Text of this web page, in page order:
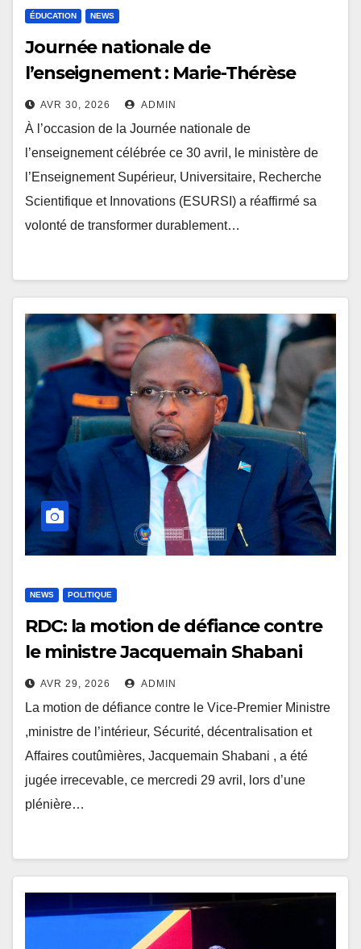
ÉDUCATION NEWS
Journée nationale de
l’enseignement : Marie-Thérèse
Sombo dévoile les priorités du
secteur universitaire
AVR 30, 2026 ADMIN
À l’occasion de la Journée nationale de
l’enseignement célébrée ce 30 avril, le ministère de
l’Enseignement Supérieur, Universitaire, Recherche
Scientifique et Innovations (ESURSI) a réaffirmé sa
volonté de transformer durablement…
NEWS POLITIQUE
RDC: la motion de défiance contre
le ministre Jacquemain Shabani
jugée irrecevable
AVR 29, 2026 ADMIN
La motion de défiance contre le Vice-Premier Ministre
,ministre de l’intérieur, Sécurité, décentralisation et
Affaires coutûmières, Jacquemain Shabani , a été
jugée irrecevable, ce mercredi 29 avril, lors d’une
plénière…